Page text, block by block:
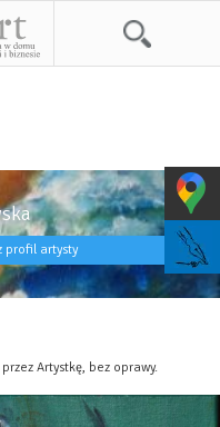
Artystkę, bez oprawy.
profil artysty